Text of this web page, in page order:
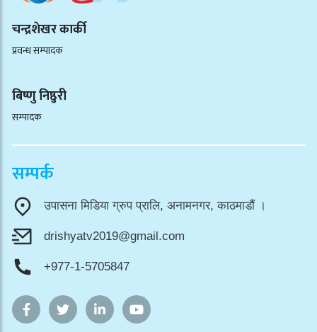
चन्द्रशेखर कार्की
प्रवन्ध सम्पादक
बिष्णु निष्ठुरी
सम्पादक
सम्पर्क
उपासना मिडिया ग्रुप प्रालि, अनामनगर, काठमाडौं ।
drishyatv2019@gmail.com
+977-1-5705847